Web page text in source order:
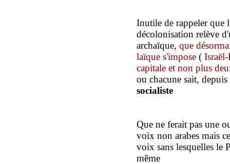
Inutile de rappeler que
décolonisation relève
archaïque, que
laïque s'impose ( Israël-
capitale et non plus
ou chacune sait,
socialiste
Que ne ferait pas une
voix non arabes mais
voix sans lesquelles le
même